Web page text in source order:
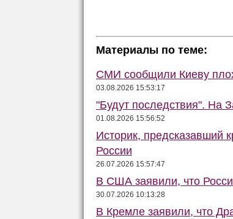
Материалы по теме:
СМИ сообщили Киеву
03.08.2026 15:53:17
"Будут последствия". На
01.08.2026 15:56:52
Историк, предсказавший
России
26.07.2026 15:57:47
В США заявили, что
30.07.2026 10:13:28
В Кремле заявили, что